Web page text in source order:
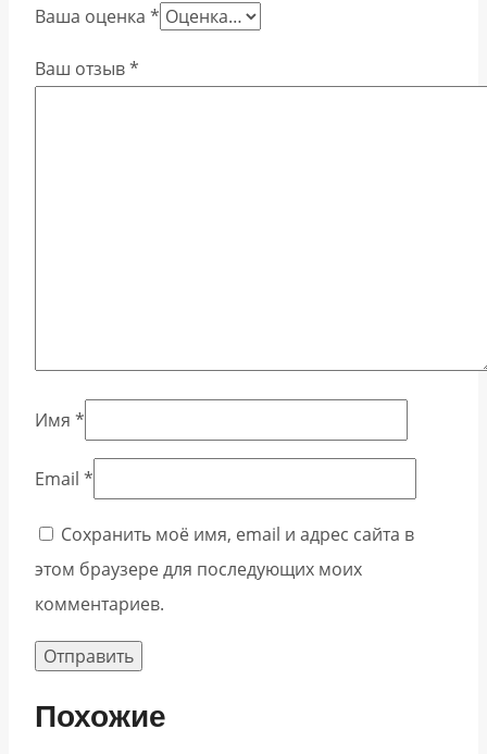
Ваша оценка *
Ваш отзыв*
Имя *
Email *
Сохранить моё имя, email и адрес сайта в
этом браузере для последующих моих
комментариев.
Похожие